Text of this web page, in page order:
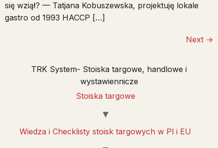
się wziął? — Tatjana Kobuszewska, projektuję lokale
gastro od 1993 HACCP […]
Next →
TRK System- Stoiska targowe, handlowe i
wystawiennicze
Stoiska targowe
Wiedza i Checklisty stoisk targowych w Pl i EU